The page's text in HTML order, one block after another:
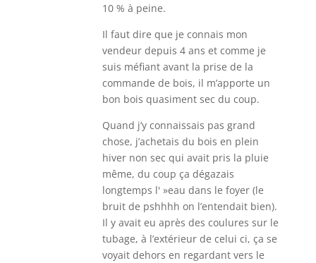
10 % à peine.
Il faut dire que je connais mon
vendeur depuis 4 ans et comme je
suis méfiant avant la prise de la
commande de bois, il m’apporte un
bon bois quasiment sec du coup.
Quand j’y connaissais pas grand
chose, j’achetais du bois en plein
hiver non sec qui avait pris la pluie
même, du coup ça dégazais
longtemps l' »eau dans le foyer (le
bruit de pshhhh on l’entendait bien).
Il y avait eu après des coulures sur le
tubage, à l’extérieur de celui ci, ça se
voyait dehors en regardant vers le